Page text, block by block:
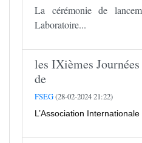
La cérémonie de
Laboratoire...
les IXièmes
de
FSEG(28-02-2024 21:22)
L’Association Internationale